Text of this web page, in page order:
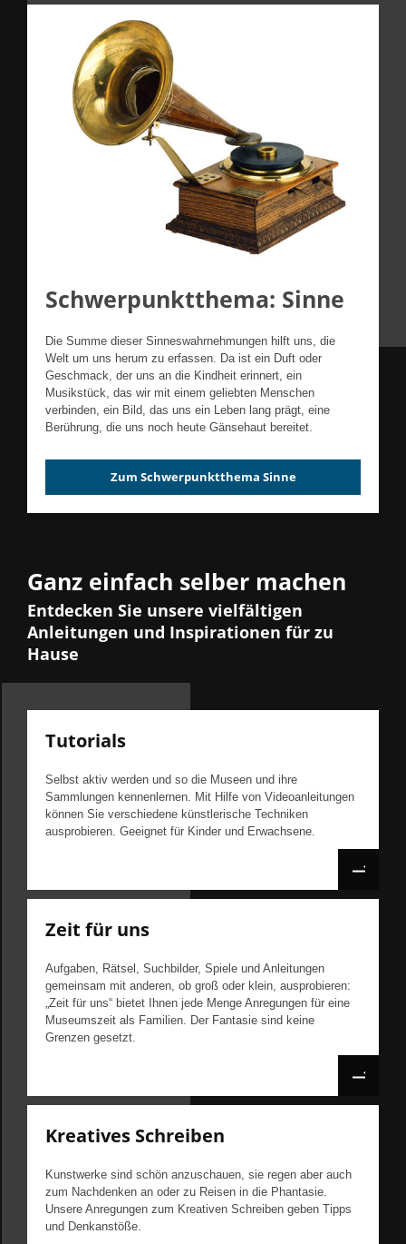
Schwerpunktthema: Sinne
Die Summe dieser Sinneswahrnehmungen hilft uns, die
Welt um uns herum zu erfassen. Da ist ein Duft oder
Geschmack, der uns an die Kindheit erinnert, ein
Musikstück, das wir mit einem geliebten Menschen
verbinden, ein Bild, das uns ein Leben lang prägt, eine
Berührung, die uns noch heute Gänsehaut bereitet.
Zum Schwerpunktthema Sinne
Ganz einfach selber machen
Entdecken Sie unsere vielfältigen
Anleitungen und Inspirationen für zu
Hause
Tutorials
Selbst aktiv werden und so die Museen und ihre
Sammlungen kennenlernen. Mit Hilfe von Videoanleitungen
können Sie verschiedene künstlerische Techniken
ausprobieren. Geeignet für Kinder und Erwachsene.
Zeit für uns
Aufgaben, Rätsel, Suchbilder, Spiele und Anleitungen
gemeinsam mit anderen, ob groß oder klein, ausprobieren:
„Zeit für uns“ bietet Ihnen jede Menge Anregungen für eine
Museumszeit als Familien. Der Fantasie sind keine
Grenzen gesetzt.
Kreatives Schreiben
Kunstwerke sind schön anzuschauen, sie regen aber auch
zum Nachdenken an oder zu Reisen in die Phantasie.
Unsere Anregungen zum Kreativen Schreiben geben Tipps
und Denkanstöße.